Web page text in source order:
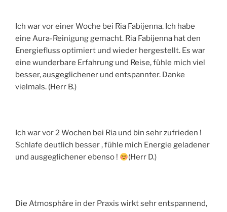
Ich war vor einer Woche bei Ria Fabijenna. Ich habe
eine Aura-Reinigung gemacht. Ria Fabijenna hat den
Energiefluss optimiert und wieder hergestellt. Es war
eine wunderbare Erfahrung und Reise, fühle mich viel
besser, ausgeglichener und entspannter. Danke
vielmals. (Herr B.)
Ich war vor 2 Wochen bei Ria und bin sehr zufrieden !
Schlafe deutlich besser , fühle mich Energie geladener
und ausgeglichener ebenso !
(Herr D.)
Die Atmosphäre in der Praxis wirkt sehr entspannend,